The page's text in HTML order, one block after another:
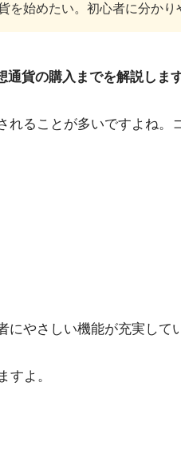
を始めたい。初心者に分か
貨の購入までを解説します
ることが多いですよね。
やさしい機能が充実して
すよ。